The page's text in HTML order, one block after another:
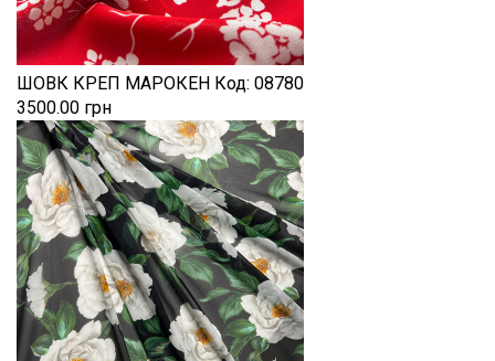
ШОВК КРЕП МАРОКЕН Код: 08780
3500.00 грн